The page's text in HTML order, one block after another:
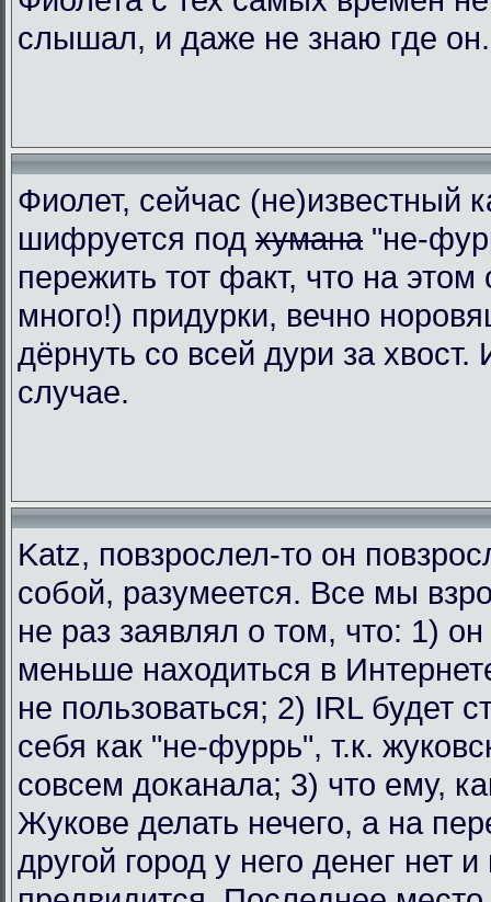
слышал, и даже не знаю где он.
Фиолет, сейчас (не)известный
шифруется под хумана "не-
пережить тот факт, что на этом
много!) придурки, вечно
дёрнуть со всей дури за
случае.
Katz, повзрослел-то он
собой, разумеется. Все мы
не раз заявлял о том, что: 1)
меньше находиться в
не пользоваться; 2) IRL будет
себя как "не-фуррь", т.к.
совсем доканала; 3) что ему,
Жукове делать нечего, а на
другой город у него денег нет